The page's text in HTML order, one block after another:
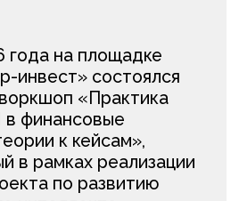
финансовый
активно
развивает